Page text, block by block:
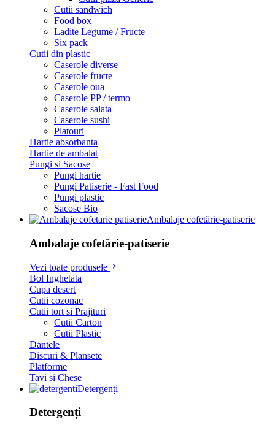
Cutii sandwich
Food box
Ladite Legume / Fructe
Six pack
Cutii din plastic
Caserole diverse
Caserole fructe
Caserole oua
Caserole PP / termo
Caserole salata
Caserole sushi
Platouri
Hartie absorbanta
Hartie de ambalat
Pungi si Sacose
Pungi hartie
Pungi Patiserie - Fast Food
Pungi plastic
Sacose Bio
Ambalaje cofetărie-patiserie
Ambalaje cofetărie-patiserie
Vezi toate produsele
Bol Inghetata
Cupa desert
Cutii cozonac
Cutii tort si Prajituri
Cutii Carton
Cutii Plastic
Dantele
Discuri & Plansete
Platforme
Tavi si Chese
Detergenți
Detergenți